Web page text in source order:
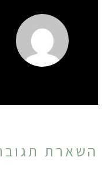
השארת